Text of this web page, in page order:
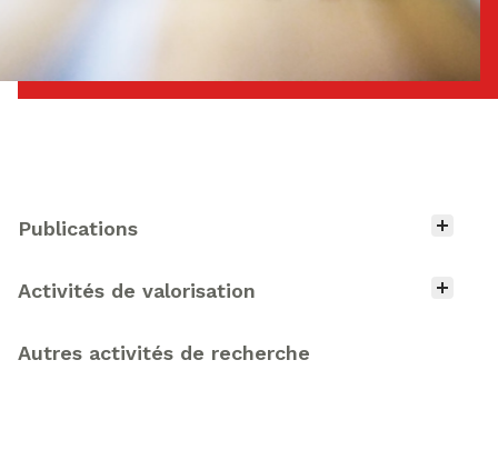
Type d'activité
Publications
Activités de valorisation
Autres activités de recherche